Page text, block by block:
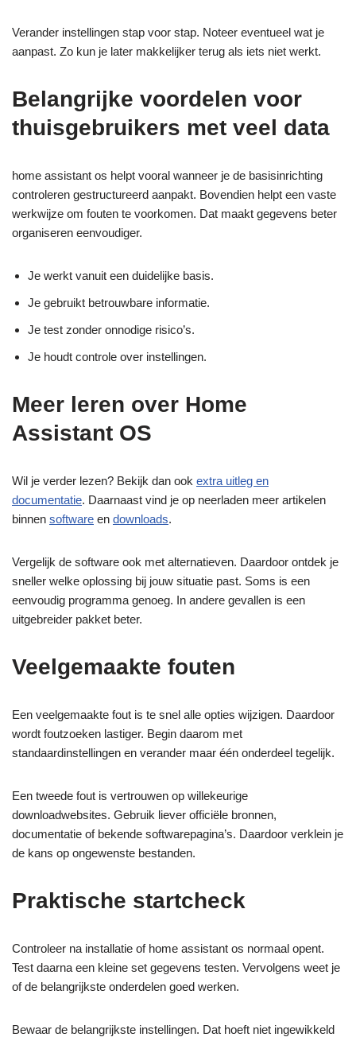
Verander instellingen stap voor stap. Noteer eventueel wat je
aanpast. Zo kun je later makkelijker terug als iets niet werkt.
Belangrijke voordelen voor
thuisgebruikers met veel data
home assistant os helpt vooral wanneer je de basisinrichting
controleren gestructureerd aanpakt. Bovendien helpt een vaste
werkwijze om fouten te voorkomen. Dat maakt gegevens beter
organiseren eenvoudiger.
Je werkt vanuit een duidelijke basis.
Je gebruikt betrouwbare informatie.
Je test zonder onnodige risico’s.
Je houdt controle over instellingen.
Meer leren over Home
Assistant OS
Wil je verder lezen? Bekijk dan ook extra uitleg en
documentatie. Daarnaast vind je op neerladen meer artikelen
binnen software en downloads.
Vergelijk de software ook met alternatieven. Daardoor ontdek je
sneller welke oplossing bij jouw situatie past. Soms is een
eenvoudig programma genoeg. In andere gevallen is een
uitgebreider pakket beter.
Veelgemaakte fouten
Een veelgemaakte fout is te snel alle opties wijzigen. Daardoor
wordt foutzoeken lastiger. Begin daarom met
standaardinstellingen en verander maar één onderdeel tegelijk.
Een tweede fout is vertrouwen op willekeurige
downloadwebsites. Gebruik liever officiële bronnen,
documentatie of bekende softwarepagina’s. Daardoor verklein je
de kans op ongewenste bestanden.
Praktische startcheck
Controleer na installatie of home assistant os normaal opent.
Test daarna een kleine set gegevens testen. Vervolgens weet je
of de belangrijkste onderdelen goed werken.
Bewaar de belangrijkste instellingen. Dat hoeft niet ingewikkeld